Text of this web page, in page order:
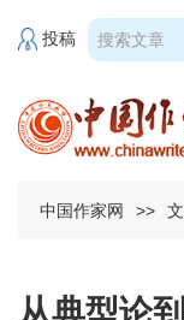
投稿
中国作家网 >>